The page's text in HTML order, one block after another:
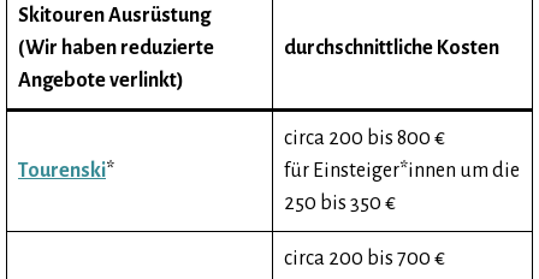
Skitouren Ausrüstung
(Wir haben reduzierte
Angebote verlinkt)
durchschnittliche Kosten
Tourenski*
circa 200 bis 800 €
für Einsteiger*innen um die
250 bis 350 €
circa 200 bis 700 €